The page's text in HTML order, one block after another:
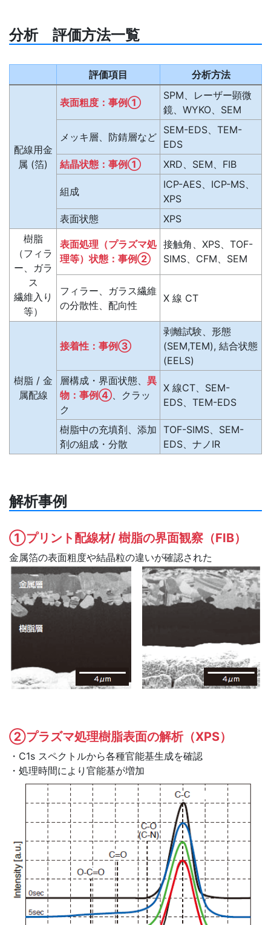
分析 評価方法一覧
評価項目 分析方法
配線用金
属 (箔)
表面粗度：事例①
SPM、レーザー顕微
鏡、WYKO、SEM
メッキ層、防錆層など
SEM-EDS、TEM-
EDS
結晶状態：事例①
XRD、SEM、FIB
組成
ICP-AES、ICP-MS、
XPS
表面状態
XPS
樹脂
（フィラ
ー、ガラ
ス
繊維入り
等）
表面処理（プラズマ処
理等）状態：事例②
接触角、XPS、TOF-
SIMS、CFM、SEM
フィラー、ガラス繊維
の分散性、配向性
X 線 CT
樹脂 / 金
属配線
接着性：事例③
剥離試験、形態
(SEM,TEM), 結合状態
(EELS)
層構成・界面状態、 異
物：事例④、クラッ
ク
X 線CT、SEM-
EDS、TEM-EDS
樹脂中の充填剤、添加
剤の組成・分散
TOF-SIMS、SEM-
EDS、ナノIR
解析事例
①プリント配線材/ 樹脂の界面観察（FIB）
金属箔の表面粗度や結晶粒の違いが確認された
②プラズマ処理樹脂表面の解析（XPS）
・C1s スペクトルから各種官能基生成を確認
・処理時間により官能基が増加